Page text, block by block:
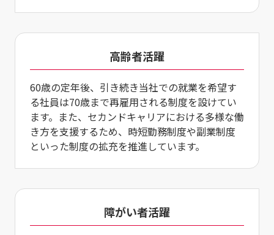
高齢者活躍
60歳の定年後、引き続き当社での就業を希望す
る社員は70歳まで再雇用される制度を設けてい
ます。また、セカンドキャリアにおける多様な働
き方を支援するため、時短勤務制度や副業制度
といった制度の拡充を推進しています。
障がい者活躍